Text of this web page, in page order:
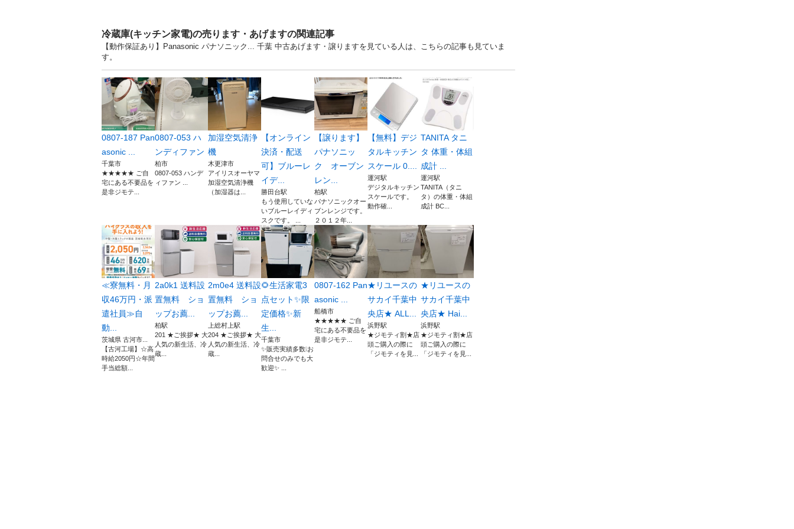
冷蔵庫(キッチン家電)の売ります・あげますの関連記事
【動作保証あり】Panasonic パナソニック... 千葉 中古あげます・譲りますを見ている人は、こちらの記事も見ていま
す。
0807-187 Pan
asonic ...
千葉市
★★★★★ ご自
宅にある不要品を
是非ジモテ...
0807-053 ハ
ンディファン
柏市
0807-053 ハンデ
ィファン ...
加湿空気清浄
機
木更津市
アイリスオーヤマ
加湿空気清浄機
（加湿器は...
【オンライン
決済・配送
可】ブルーレ
イデ...
勝田台駅
もう使用していな
いブルーレイディ
スクです。 ...
【譲ります】
パナソニッ
ク オーブン
レン...
柏駅
パナソニックオー
ブンレンジです。
２０１２年...
【無料】デジ
タルキッチン
スケール 0....
運河駅
デジタルキッチン
スケールです。
動作確...
TANITA タニ
タ 体重・体組
成計 ...
運河駅
TANITA（タニ
タ）の体重・体組
成計 BC...
≪寮無料・月
収46万円・派
遣社員≫自
動...
茨城県 古河市...
【古河工場】☆高
時給2050円☆年間
手当総額...
2a0k1 送料設
置無料 ショ
ップお薦...
柏駅
201 ★ご挨拶★ 大
人気の新生活、冷
蔵...
2m0e4 送料設
置無料 ショ
ップお薦...
上総村上駅
204 ★ご挨拶★ 大
人気の新生活、冷
蔵...
🌻生活家電3
点セット✨限
定価格✨新
生...
千葉市
✨販売実績多数❕お
問合せのみでも大
歓迎✨ ...
0807-162 Pan
asonic ...
船橋市
★★★★★ ご自
宅にある不要品を
是非ジモテ...
★リユースの
サカイ千葉中
央店★ ALL...
浜野駅
★ジモティ割★店
頭ご購入の際に
「ジモティを見...
★リユースの
サカイ千葉中
央店★ Hai...
浜野駅
★ジモティ割★店
頭ご購入の際に
「ジモティを見...